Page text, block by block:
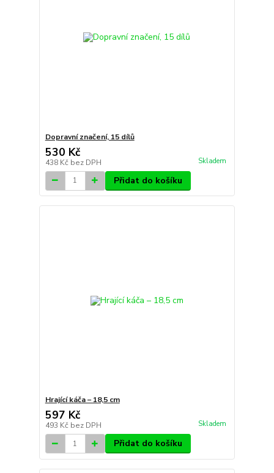
Dopravní značení, 15 dílů
530 Kč
438 Kč bez DPH Skladem
Přidat do košíku
Hrající káča – 18,5 cm
597 Kč
493 Kč bez DPH Skladem
Přidat do košíku